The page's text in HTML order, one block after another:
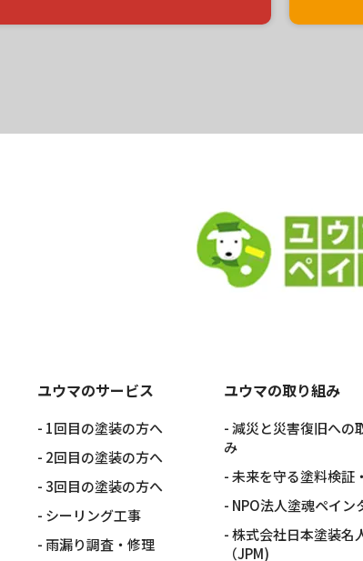
ユウマのサービス
1回目の塗装の方へ
2回目の塗装の方へ
3回目の塗装の方へ
シーリング工事
雨漏り調査・修理
ユウマの取り組み
減災と災害復旧への
み
未来を守る塗料検証
NPO法人塗魂ペイン
株式会社日本塗装名
（JPM)